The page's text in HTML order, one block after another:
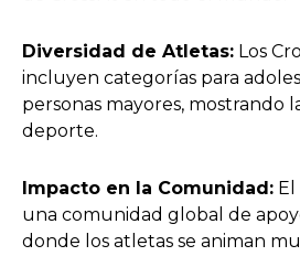
Diversidad de Atletas: Los
incluyen categorías para
personas mayores, mostrando
deporte.
Impacto en la Comunidad: El
una comunidad global de
donde los atletas se animan